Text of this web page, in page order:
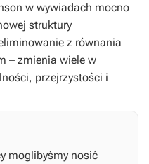
w wywiadach mocno
struktury
z równania
– zmienia wiele w
przejrzystości i
moglibyśmy nosić